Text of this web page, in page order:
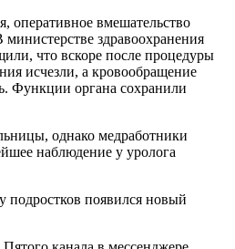
оперативное вмешательство
здравоохранения
что вскоре после процедуры
исчезли, а кровообращение
Функции органа сохранили
однако медработники
наблюдение у уролога
подростков появился новый